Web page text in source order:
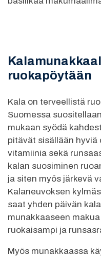
ruokapöytään
Kala on terveellistä
Suomessa
mukaan syödä
pitävät sisällään
vitamiinia sekä
kalan suosiminen
ja siten myös järkevä
Kalaneuvoksen
saat yhden päivän
munakkaaseen
ruokaisampi ja
Myös munakkaassa